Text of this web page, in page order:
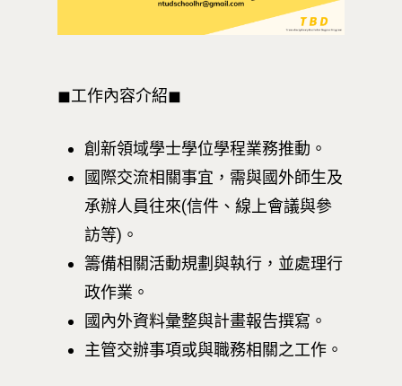
◼︎工作內容介紹◼︎
創新領域學士學位學程業務推動。
國際交流相關事宜，需與國外師生及
承辦人員往來(信件、線上會議與參
訪等)。
籌備相關活動規劃與執行，並處理行
政作業。
國內外資料彙整與計畫報告撰寫。
主管交辦事項或與職務相關之工作。